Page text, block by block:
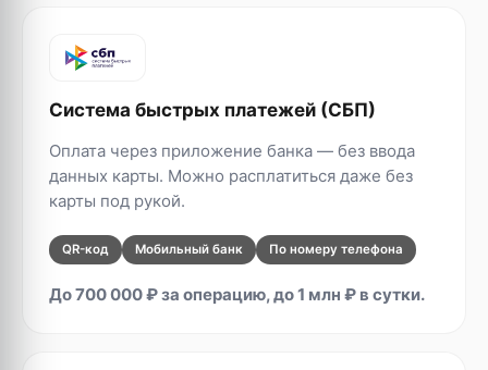
Система быстрых платежей (СБП)
Оплата через приложение банка — без ввода
данных карты. Можно расплатиться даже без
карты под рукой.
QR-код Мобильный банк По номеру телефона
До 700 000 ₽ за операцию, до 1 млн ₽ в сутки.